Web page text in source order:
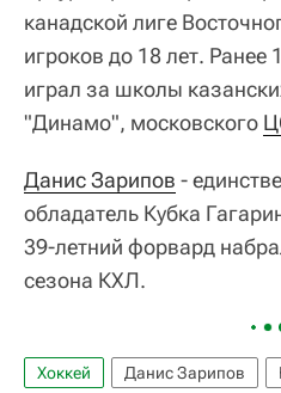
канадской лиге
игроков до 18 лет. Ранее
играл за школы
"Динамо", московского
Данис Зарипов -
обладатель Кубка
39-летний форвард
сезона КХЛ.
Хоккей Данис Зарипов